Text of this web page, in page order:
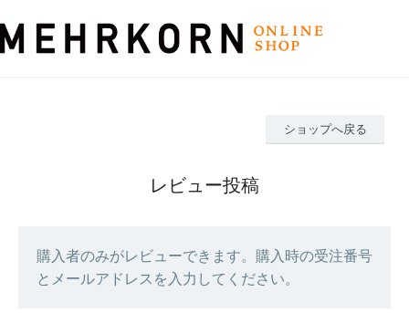
ショップへ戻る
レビュー投稿
購入者のみがレビューできます。購入時の受注番号
とメールアドレスを入力してください。